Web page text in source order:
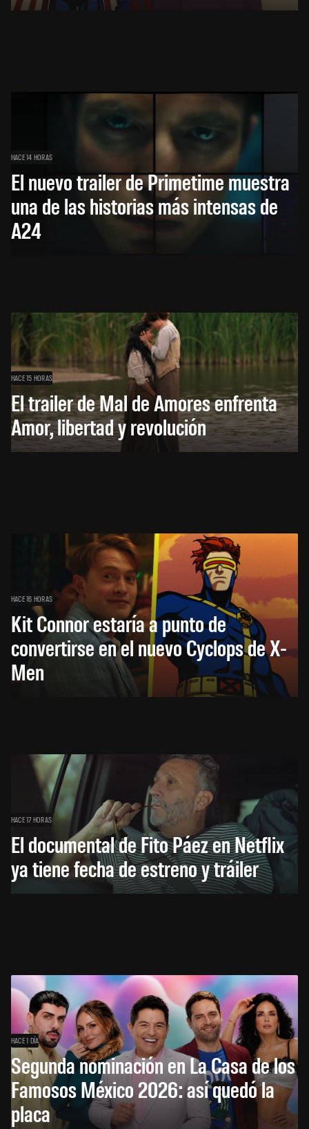
HACE 14 HORAS
El nuevo trailer de Primetime muestra
una de las historias más intensas de
A24
HACE 15 HORAS
El trailer de Mal de Amores enfrenta
Amor, libertad y revolución
HACE 16 HORAS
Kit Connor estaría a punto de
convertirse en el nuevo Cyclops de X-
Men
HACE 17 HORAS
El documental de Fito Páez en Netflix
ya tiene fecha de estreno y tráiler
HACE 1 DÍA
Segunda nominación en La Casa de los
Famosos México 2026: así quedó la
placa